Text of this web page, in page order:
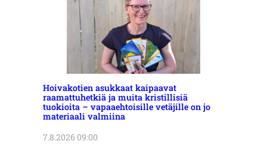
Hoivakotien asukkaat kaipaavat
raamattuhetkiä ja muita kristillisiä
tuokioita – vapaaehtoisille vetäjille on jo
materiaali valmiina
7.8.2026 09:00